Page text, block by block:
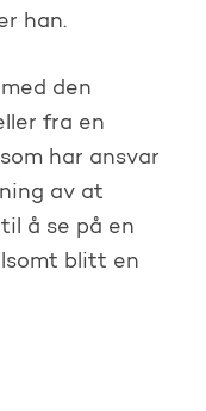
han.
den
fra en
har ansvar
av at
å se på en
blitt en